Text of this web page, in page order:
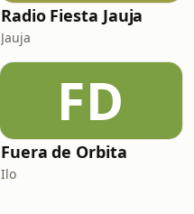
Radio Fiesta Jauja
Jauja
FD
Fuera de Orbita
Ilo